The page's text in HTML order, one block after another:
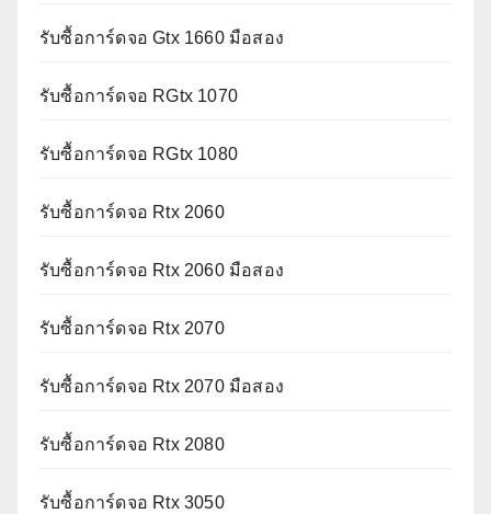
รับซื้อการ์ดจอ Gtx 1660 มือสอง
รับซื้อการ์ดจอ RGtx 1070
รับซื้อการ์ดจอ RGtx 1080
รับซื้อการ์ดจอ Rtx 2060
รับซื้อการ์ดจอ Rtx 2060 มือสอง
รับซื้อการ์ดจอ Rtx 2070
รับซื้อการ์ดจอ Rtx 2070 มือสอง
รับซื้อการ์ดจอ Rtx 2080
รับซื้อการ์ดจอ Rtx 3050